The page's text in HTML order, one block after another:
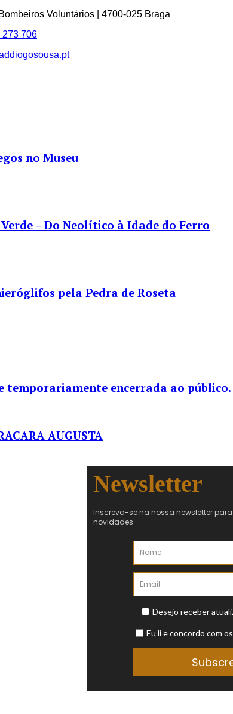
Voluntários | 4700-025 Braga
273 706
no Museu
– Do Neolítico à Idade do Ferro
pela Pedra de Roseta
temporariamente encerrada ao público.
AUGUSTA